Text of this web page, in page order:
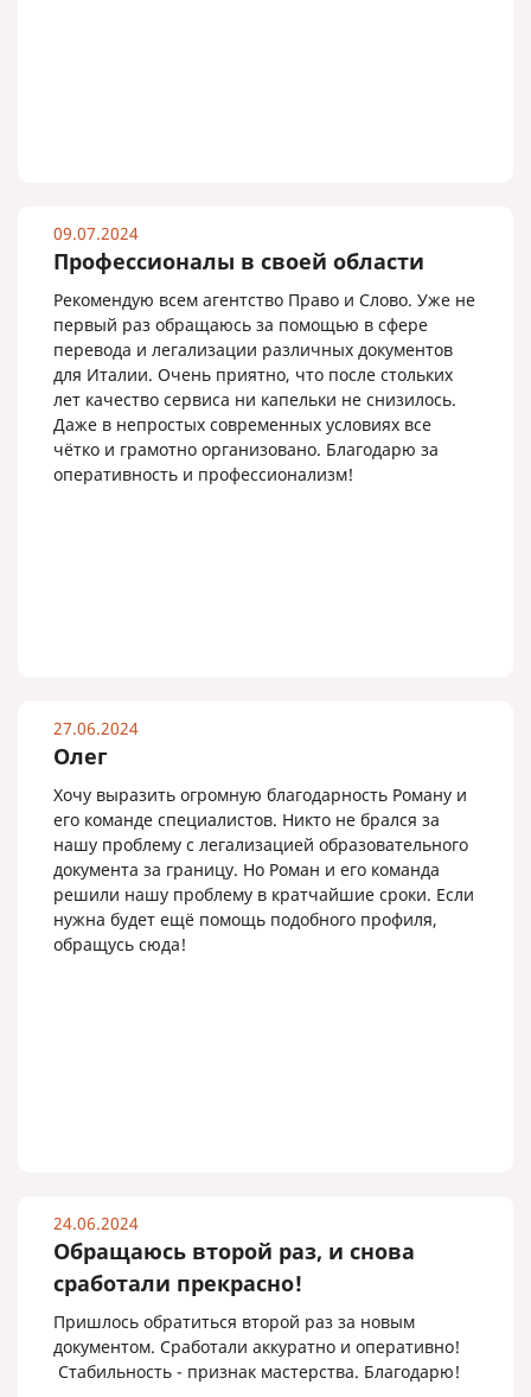
09.07.2024
Профессионалы в своей области
Рекомендую всем агентство Право и Слово. Уже не
первый раз обращаюсь за помощью в сфере
перевода и легализации различных документов
для Италии. Очень приятно, что после стольких
лет качество сервиса ни капельки не снизилось.
Даже в непростых современных условиях все
чётко и грамотно организовано. Благодарю за
оперативность и профессионализм!
27.06.2024
Олег
Хочу выразить огромную благодарность Роману и
его команде специалистов. Никто не брался за
нашу проблему с легализацией образовательного
документа за границу. Но Роман и его команда
решили нашу проблему в кратчайшие сроки. Если
нужна будет ещё помощь подобного профиля,
обращусь сюда!
24.06.2024
Обращаюсь второй раз, и снова
сработали прекрасно!
Пришлось обратиться второй раз за новым
документом. Сработали аккуратно и оперативно!
Стабильность - признак мастерства. Благодарю!